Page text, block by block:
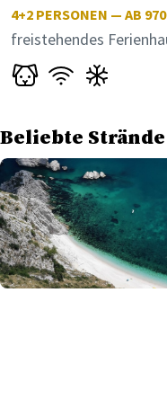
4+2 PERSONEN — AB
freistehendes
Beliebte